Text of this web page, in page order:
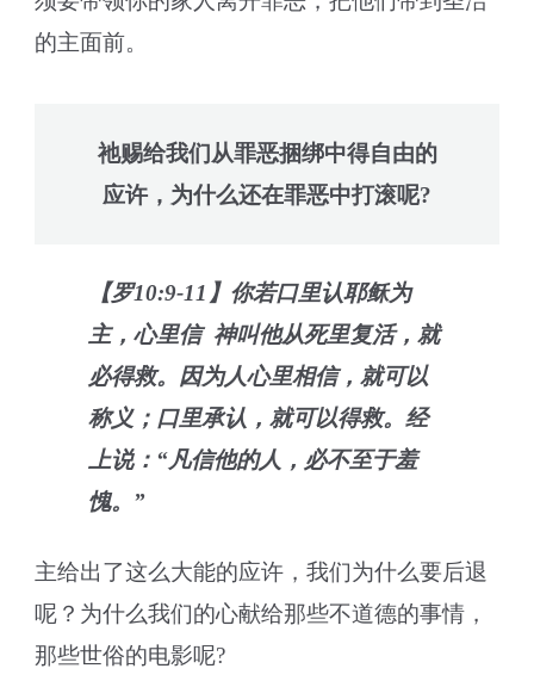
的主面前。
祂赐给我们从罪恶捆绑中得自由的
应许，为什么还在罪恶中打滚呢?
【罗10:9-11】你若口里认耶稣为
主，心里信 神叫他从死里复活，就
必得救。因为人心里相信，就可以
称义；口里承认，就可以得救。经
上说：“凡信他的人，必不至于羞
愧。”
主给出了这么大能的应许，我们为什么要后退
呢？为什么我们的心献给那些不道德的事情，
那些世俗的电影呢?